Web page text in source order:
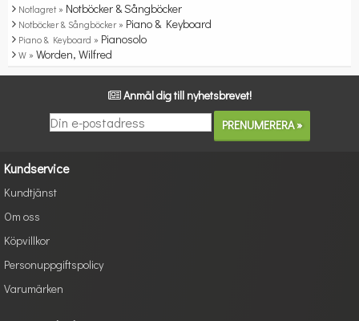
Notlagret » Notböcker & Sångböcker
Notböcker & Sångböcker » Piano & Keyboard
Piano & Keyboard » Pianosolo
W » Worden, Wilfred
Anmäl dig till nyhetsbrevet!
Kundservice
Kundtjänst
Om oss
Köpvillkor
Personuppgiftspolicy
Varumärken